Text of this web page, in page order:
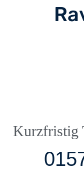
Kurzfristig